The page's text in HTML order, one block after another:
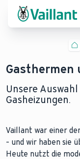
Gasthermen
Unsere
Gasheizungen.
Vaillant war einer
– und wir haben sie
Heute nutzt die